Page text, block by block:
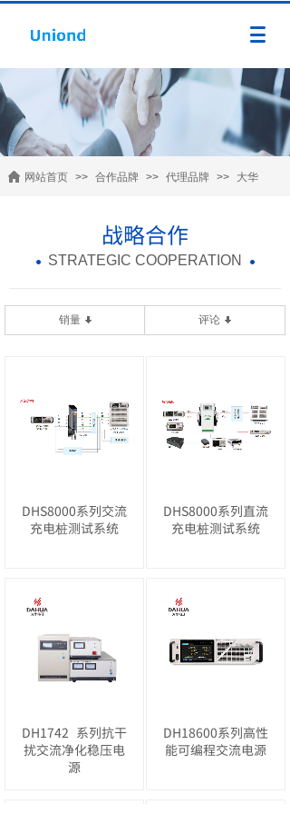
网站首页 >> 合作品牌 >> 代理品牌 >> 大华
战略合作
STRATEGIC COOPERATION
销量 评论
DHS8000系列交流
充电桩测试系统
DHS8000系列直流
充电桩测试系统
DH1742 系列抗干
扰交流净化稳压电
源
DH18600系列高性
能可编程交流电源